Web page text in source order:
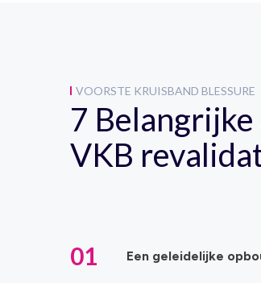
VOORSTE KRUISBAND BLESSURE
7
VKB
01 Een geleidelijke